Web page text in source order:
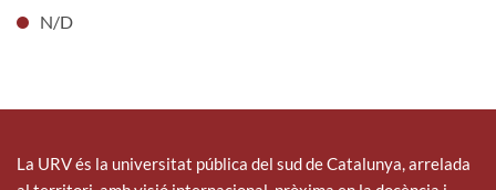
N/D
La URV és la universitat pública del sud de Catalunya, arrelada